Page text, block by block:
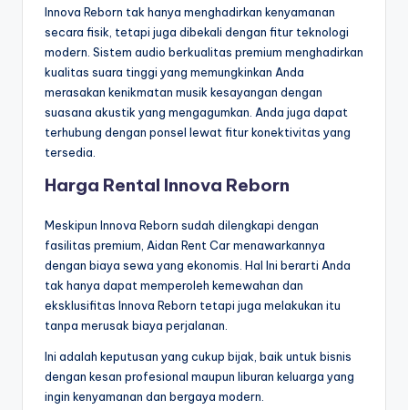
Innova Reborn tak hanya menghadirkan kenyamanan
secara fisik, tetapi juga dibekali dengan fitur teknologi
modern. Sistem audio berkualitas premium menghadirkan
kualitas suara tinggi yang memungkinkan Anda
merasakan kenikmatan musik kesayangan dengan
suasana akustik yang mengagumkan. Anda juga dapat
terhubung dengan ponsel lewat fitur konektivitas yang
tersedia.
Harga Rental Innova Reborn
Meskipun Innova Reborn sudah dilengkapi dengan
fasilitas premium, Aidan Rent Car menawarkannya
dengan biaya sewa yang ekonomis. Hal Ini berarti Anda
tak hanya dapat memperoleh kemewahan dan
eksklusifitas Innova Reborn tetapi juga melakukan itu
tanpa merusak biaya perjalanan.
Ini adalah keputusan yang cukup bijak, baik untuk bisnis
dengan kesan profesional maupun liburan keluarga yang
ingin kenyamanan dan bergaya modern.